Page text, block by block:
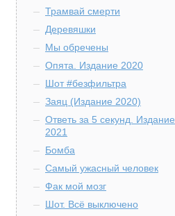
Трамвай смерти
Деревяшки
Мы обречены
Опята. Издание 2020
Шот #безфильтра
Заяц (Издание 2020)
Ответь за 5 секунд. Издание
2021
Бомба
Самый ужасный человек
Фак мой мозг
Шот. Всё выключено